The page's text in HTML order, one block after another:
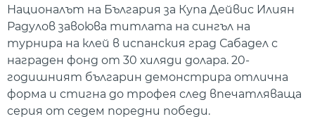
Националът на България за Купа Дейвис Илиян
Радулов завоюва титлата на сингъл на
турнира на клей в испанския град Сабадел с
награден фонд от 30 хиляди долара. 20-
годишният българин демонстрира отлична
форма и стигна до трофея след впечатляваща
серия от седем поредни победи.